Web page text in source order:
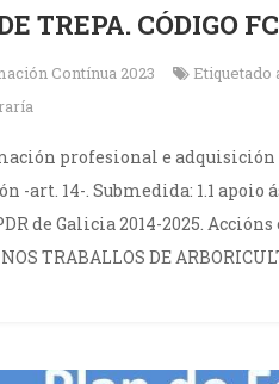
TREPA. CÓDIGO
Contínua 2023 Etiquetado
profesional e
art. 14-. Submedida: 1.1 apoio
de Galicia 2014-2025. Accións
TRABALLOS DE